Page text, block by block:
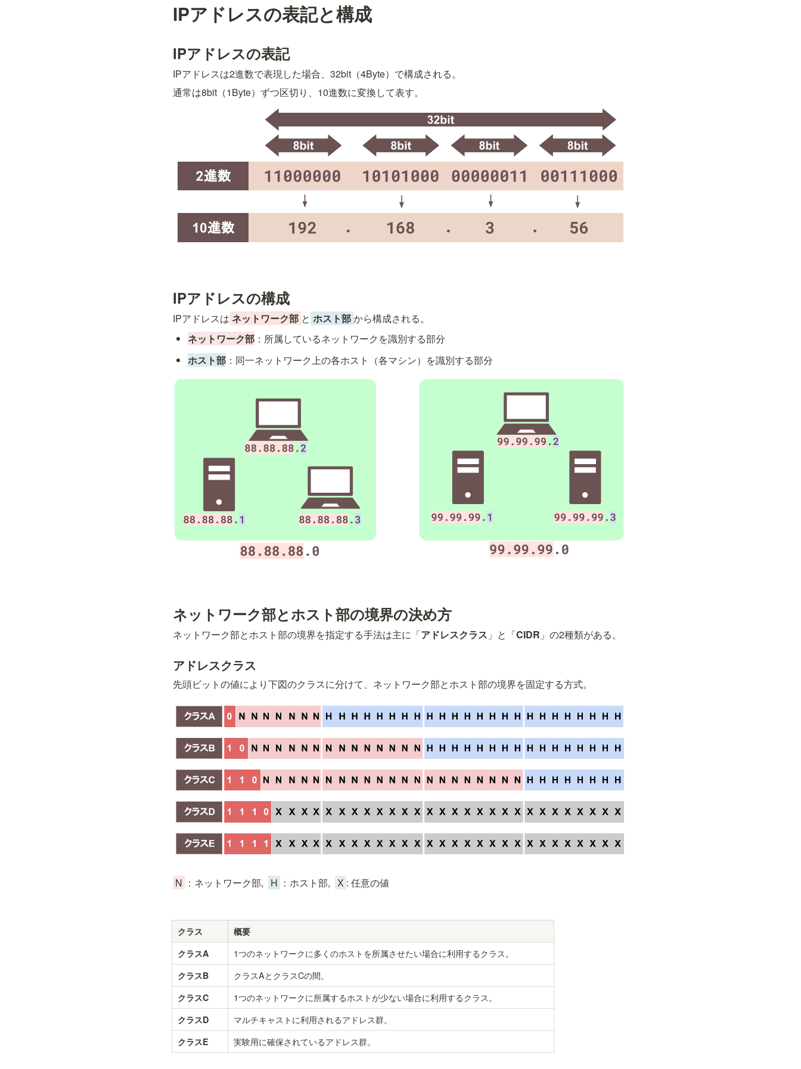
IPアドレスの表記と構成
IPアドレスの表記
IPアドレスは2進数で表現した場合、32bit（4Byte）で構成される。
通常は8bit（1Byte）ずつ区切り、10進数に変換して表す。
IPアドレスの構成
IPアドレスは ネットワーク部 と ホスト部から構成される。
ネットワーク部 ：所属しているネットワークを識別する部分
ホスト部 ：同一ネットワーク上の各ホスト（各マシン）を識別する部分
ネットワーク部とホスト部の境界の決め方
ネットワーク部とホスト部の境界を指定する手法は主に「アドレスクラス 」と「CIDR 」の2種類がある。
アドレスクラス
先頭ビットの値により下図のクラスに分けて、ネットワーク部とホスト部の境界を固定する方式。
N ：ネットワーク部, H ：ホスト部, X : 任意の値
クラス
概要
クラスA
1つのネットワークに多くのホストを所属させたい場合に利用するクラス。
クラスB クラスAとクラスCの間。
クラスC 1つのネットワークに所属するホストが少ない場合に利用するクラス。
クラスD マルチキャストに利用されるアドレス群。
クラスE 実験用に確保されているアドレス群。